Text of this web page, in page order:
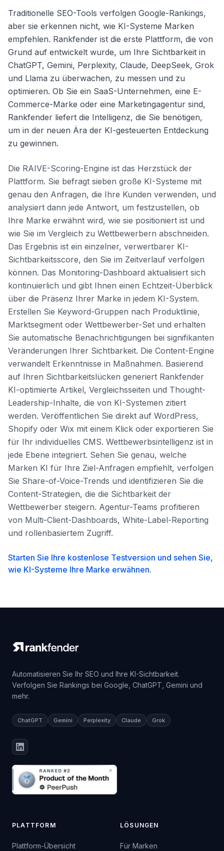
Traditionelle SEO-Tools verfolgen Google-Rankings,
aber sie erkennen nicht, wie KI-Systeme Marken
empfehlen. Rankfender ist die erste Plattform, die von
Grund auf entwickelt wurde, um Ihre Sichtbarkeit in
ChatGPT, Gemini, Perplexity, Claude, DeepSeek, Grok
und Llama zu überwachen, zu messen und zu
optimieren. Ob Sie ein SaaS-Unternehmen, eine E-
Commerce-Marke oder eine Marketingagentur sind,
Rankfender liefert die Intelligenz, die Sie benötigen,
um in der neuen Ära der KI-gesteuerten Entdeckung
zu gewinnen.
Die RAIVE-Scoring-Engine ist das Herzstück der
Plattform. Sie befragt sieben große KI-Systeme mit
genau den Anfragen, die Ihre Kunden verwenden, und
analysiert dann jede Antwort, um festzustellen, ob
Ihre Marke erwähnt wird, wie sie positioniert ist und
wie Sie im Vergleich zu Wettbewerbern abschneiden.
Das Ergebnis ist ein einzelner, verwertbarer KI-
Sichtbarkeitsscore, den Sie im Zeitverlauf verfolgen
können. Das Monitoring-Dashboard aktualisiert sich
kontinuierlich und gibt Ihnen einen Echtzeit-Überblick
über die Präsenz Ihrer Marke in jedem KI-System.
Erstellen Sie Keyword-Gruppen nach Produktlinie,
Marktsegment oder Wettbewerber-Set und erhalten
Sie automatische Benachrichtigungen bei signifikanten
Veränderungen Ihrer Sichtbarkeit. Die Content-Engine
verwandelt Erkenntnisse in Maßnahmen. Basierend
auf Ihren Sichtbarkeitslücken generiert Rankfender
KI-optimierte Artikel, Vergleichsseiten und Thought-
Leadership-Inhalte, die von KI-Systemen zitiert
werden. Veröffentlichen Sie direkt auf WordPress,
Shopify oder Wix mit einem Klick oder exportieren Sie
für Ihr individuelles CMS. Wettbewerbsintelligenz ist in
jede Ebene integriert. Sehen Sie genau, welche
Marken KI für Ihre Ziel-Anfragen empfiehlt, verfolgen
Sie Share-of-Voice-Trends und identifizieren Sie die
Content-Strategien, die die Sichtbarkeit der
Wettbewerber steigern. Agentur-Teams profitieren
von Multi-Client-Dashboards, White-Label-Reporting
und rollenbasiertem Zugriff.
Starten Sie Ihre kostenlose Testversion und sehen Sie,
wie KI-Systeme Ihre Marke erwähnen.
Automatisieren Sie Ihr SEO und Ihre KI-Sichtbarkeit.
Verfolgen Sie Rankings bei Google, ChatGPT, Gemini und
mehr.
ChatGPT Gemini Perplexity Claude Grok
PLATTFORM
Plattform-Übersicht
LÖSUNGEN
Für Marken